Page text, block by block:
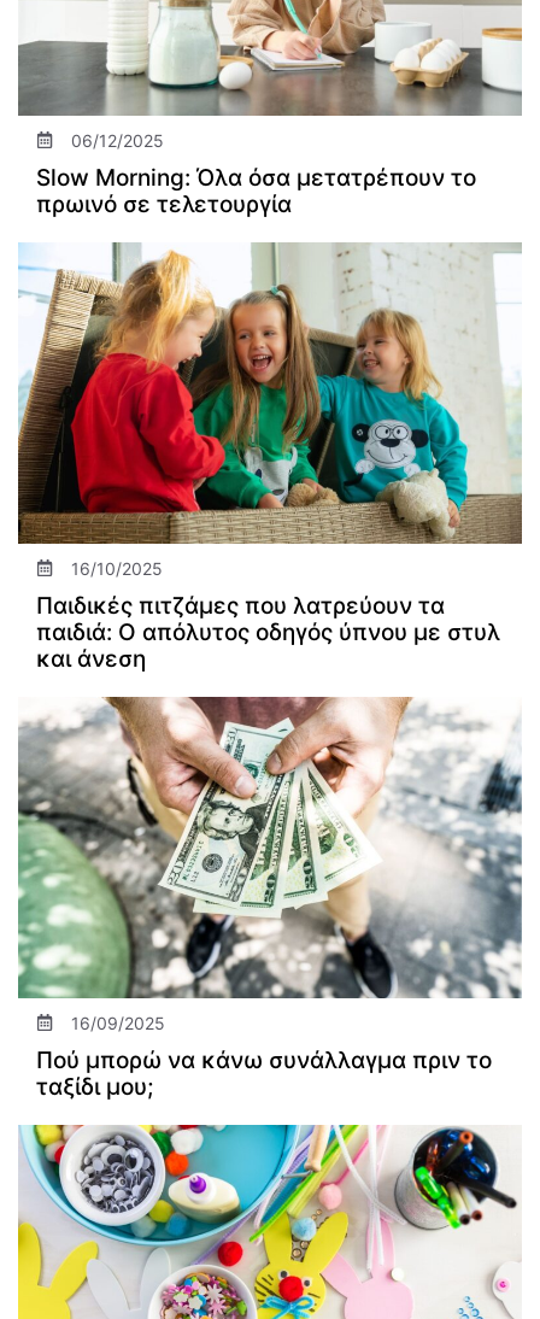
06/12/2025
Slow Morning: Όλα όσα μετατρέπουν το
πρωινό σε τελετουργία
16/10/2025
Παιδικές πιτζάμες που λατρεύουν τα
παιδιά: Ο απόλυτος οδηγός ύπνου με στυλ
και άνεση
16/09/2025
Πού μπορώ να κάνω συνάλλαγμα πριν το
ταξίδι μου;